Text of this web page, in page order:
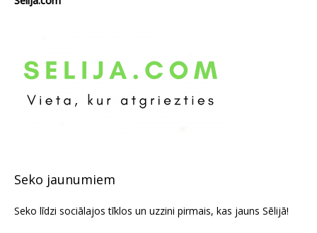
Seko jaunumiem
Seko līdzi sociālajos tīklos un uzzini pirmais, kas jauns Sēlijā!